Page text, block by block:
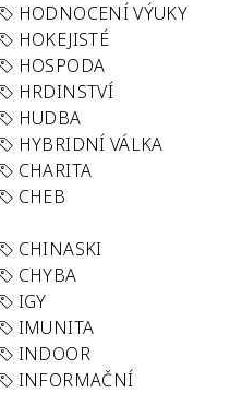
HODNOCENÍ VÝUKY
HOKEJISTÉ
HOSPODA
HRDINSTVÍ
HUDBA
HYBRIDNÍ VÁLKA
CHARITA
CHEB
CHINASKI
CHYBA
IGY
IMUNITA
INDOOR
INFORMAČNÍ